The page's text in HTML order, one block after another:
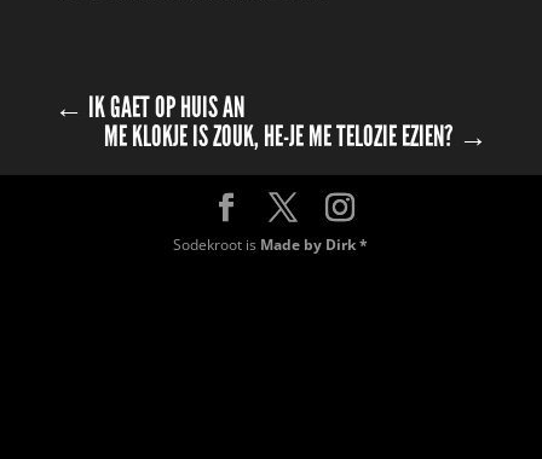
← IK GAET OP HUIS AN
ME KLOKJE IS ZOUK, HE-JE ME TELOZIE EZIEN? →
Sodekroot is Made by Dirk *